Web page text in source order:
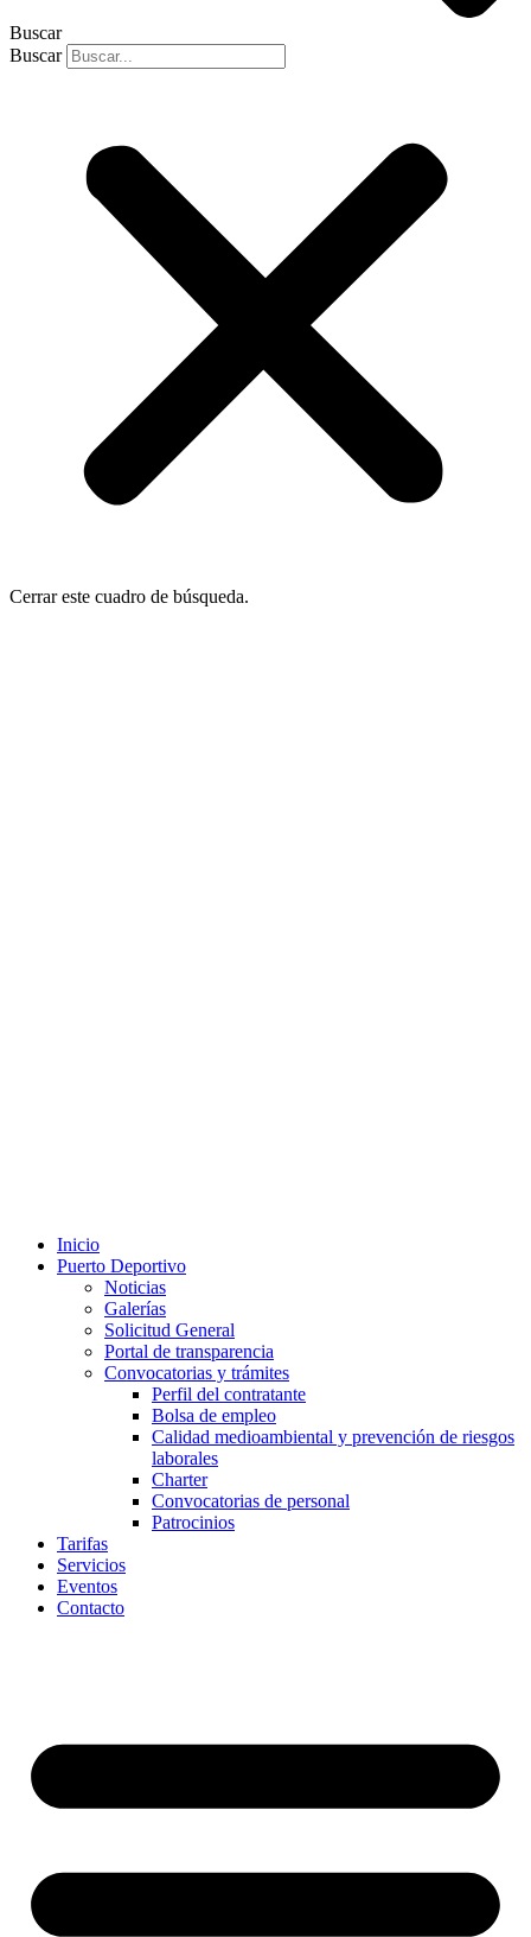
Buscar
Buscar
Cerrar este cuadro de búsqueda.
Inicio
Puerto Deportivo
Noticias
Galerías
Solicitud General
Portal de transparencia
Convocatorias y trámites
Perfil del contratante
Bolsa de empleo
Calidad medioambiental y prevención de riesgos
laborales
Charter
Convocatorias de personal
Patrocinios
Tarifas
Servicios
Eventos
Contacto